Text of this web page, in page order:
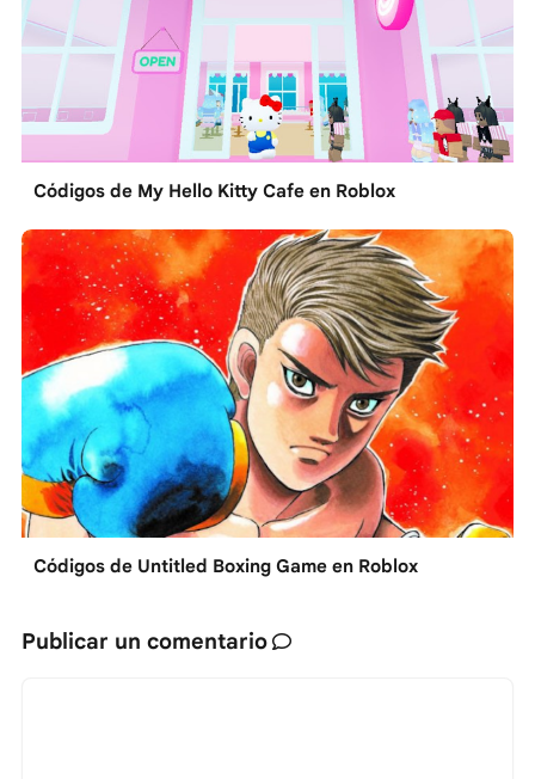
Códigos de My Hello Kitty Cafe en Roblox
Códigos de Untitled Boxing Game en Roblox
Publicar un comentario